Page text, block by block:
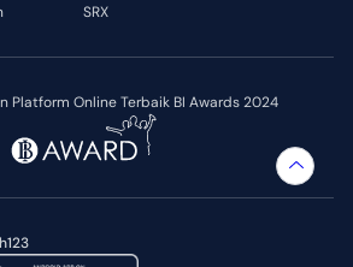
Platform Online Terbaik BI Awards 2024
SRX